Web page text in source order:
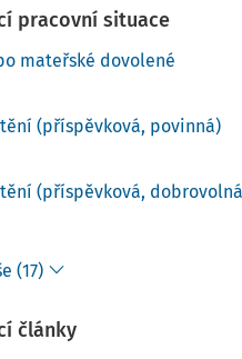
pracovní situace
mateřské dovolené
(příspěvková, povinná)
(příspěvková,
(17)
články